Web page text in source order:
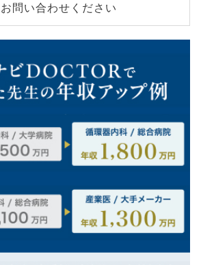
お問い合わせください